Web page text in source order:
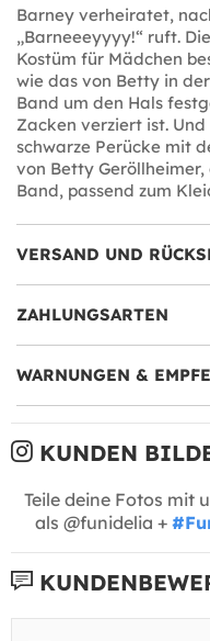
Barney verheiratet,
„Barneeeyyyy!“ ruft.
Kostüm für Mädchen
wie das von Betty in
Band um den Hals
Zacken verziert ist.
schwarze Perücke mit
von Betty
Band, passend zum
VERSAND UND
ZAHLUNGSARTEN
WARNUNGEN &
KUNDEN
Teile deine Fotos mit
als @funidelia +